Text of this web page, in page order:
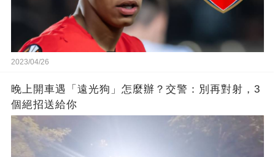
2023/04/26
晚上開車遇「遠光狗」怎麼辦？交警：別再對射，3
個絕招送給你